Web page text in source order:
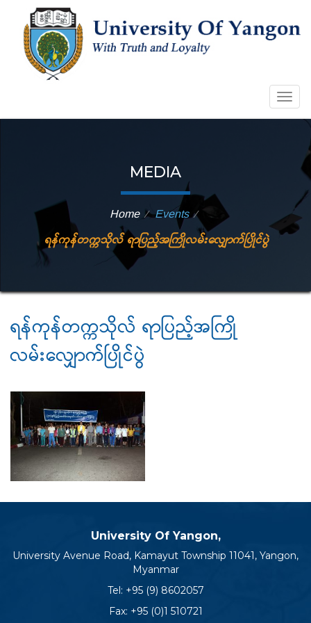
MEDIA
Home ⁄ Events ⁄
ရန်ကုန်တက္ကသိုလ် ရာပြည့်အကြိုလမ်းလျှောက်ပြိုင်ပွဲ
ရန်ကုန်တက္ကသိုလ် ရာပြည့်အကြို
လမ်းလျှောက်ပြိုင်ပွဲ
University Of Yangon,
University Avenue Road, Kamayut Township 11041, Yangon,
Myanmar
Tel: +95 (9) 8602057
Fax: +95 (0)1 510721